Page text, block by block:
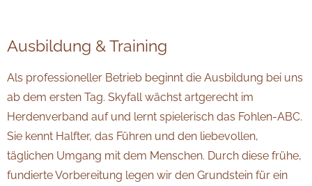
Ausbildung & Training
Als professioneller Betrieb beginnt die Ausbildung bei uns
ab dem ersten Tag. Skyfall wächst artgerecht im
Herdenverband auf und lernt spielerisch das Fohlen-ABC.
Sie kennt Halfter, das Führen und den liebevollen,
täglichen Umgang mit dem Menschen. Durch diese frühe,
fundierte Vorbereitung legen wir den Grundstein für ein